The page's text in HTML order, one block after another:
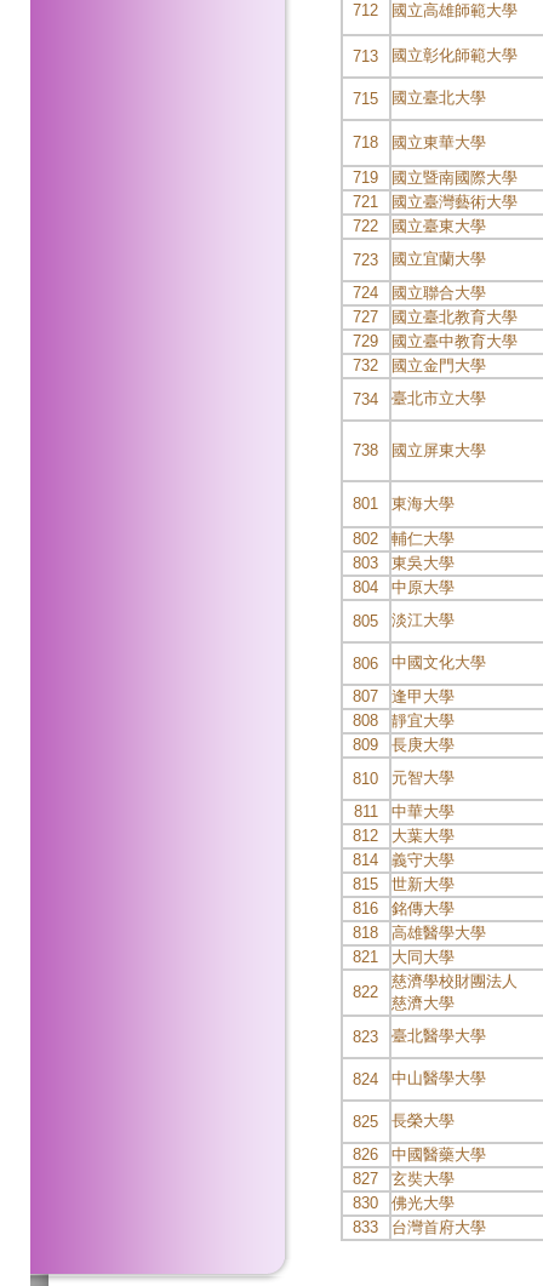
712
國立高雄師範大學
713 國立彰化師範大學
715 國立臺北大學
718
國立東華大學
719
國立暨南國際大學
721
國立臺灣藝術大學
722
國立臺東大學
723
國立宜蘭大學
724
國立聯合大學
727
國立臺北教育大學
729
國立臺中教育大學
732
國立金門大學
734
臺北市立大學
738 國立屏東大學
801
東海大學
802
輔仁大學
803
東吳大學
804
中原大學
805
淡江大學
806
中國文化大學
807
逢甲大學
808
靜宜大學
809
長庚大學
810
元智大學
811
中華大學
812
大葉大學
814
義守大學
815
世新大學
816
銘傳大學
818
高雄醫學大學
821
大同大學
822
慈濟學校財團法人
慈濟大學
823
臺北醫學大學
824 中山醫學大學
825
長榮大學
826
中國醫藥大學
827
玄奘大學
830
佛光大學
833
台灣首府大學